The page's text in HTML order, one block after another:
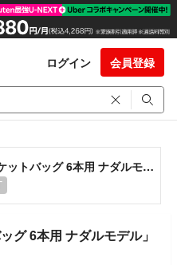
ログイン 会員登録
Pure Aero Rafa ラケットバッグ 6本用 ナダルモデル
グ 6本用 ナダルモデル」